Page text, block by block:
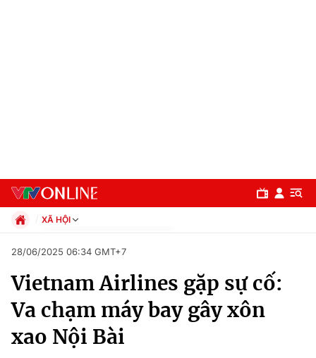
Chuyên mục
Chính trị
XÃ HỘI
Xã hội
Pháp luật
Thể thao
Truyền hình
Văn hóa - Giải trí
28/06/2025 06:34 GMT+7
Vietnam Airlines gặp sự cố:
Va chạm máy bay gây xôn
xao Nội Bài